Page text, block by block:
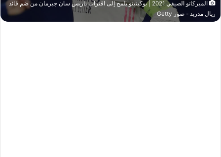
الميركاتو الصيفي 2021 | بوكيتينو يلمح إلى اقتراب باريس سان جيرمان من ضم قائد
ريال مدريد - صور Getty